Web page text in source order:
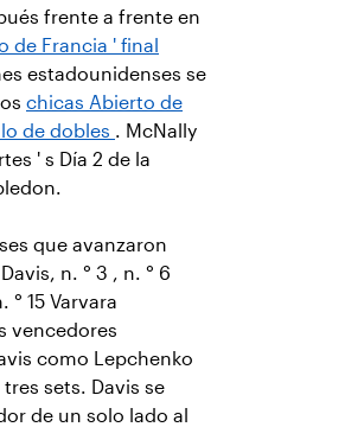
frente a frente en
de Francia ' final
estadounidenses se
chicas Abierto de
de dobles . McNally
' s Día 2 de la
que avanzaron
n. ° 3 , n. ° 6
° 15 Varvara
vencedores
como Lepchenko
sets. Davis se
de un solo lado al